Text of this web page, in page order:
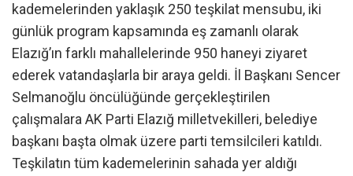
kademelerinden yaklaşık 250 teşkilat mensubu, iki
günlük program kapsamında eş zamanlı olarak
Elazığ’ın farklı mahallelerinde 950 haneyi ziyaret
ederek vatandaşlarla bir araya geldi. İl Başkanı Sencer
Selmanoğlu öncülüğünde gerçekleştirilen
çalışmalara AK Parti Elazığ milletvekilleri, belediye
başkanı başta olmak üzere parti temsilcileri katıldı.
Teşkilatın tüm kademelerinin sahada yer aldığı